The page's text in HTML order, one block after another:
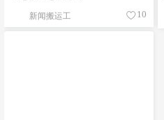
新闻搬运工 10